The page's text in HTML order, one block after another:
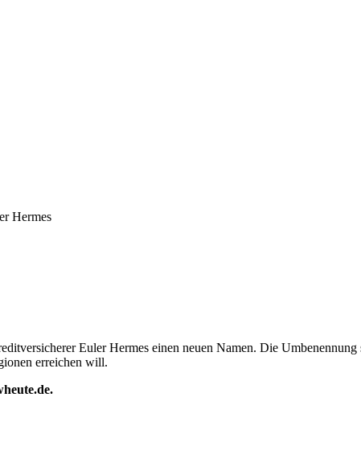
Hermes
Euler Hermes einen neuen Namen. Die
erreichen will.